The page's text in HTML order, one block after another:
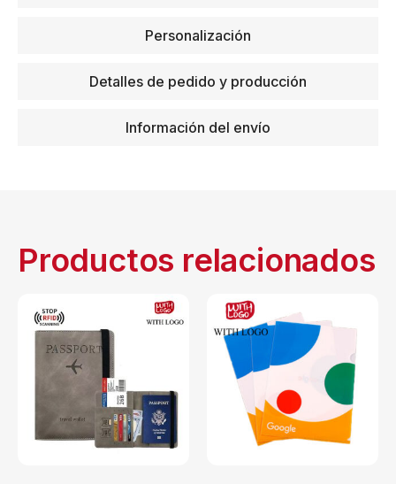
Personalización
Detalles de pedido y producción
Información del envío
Productos relacionados